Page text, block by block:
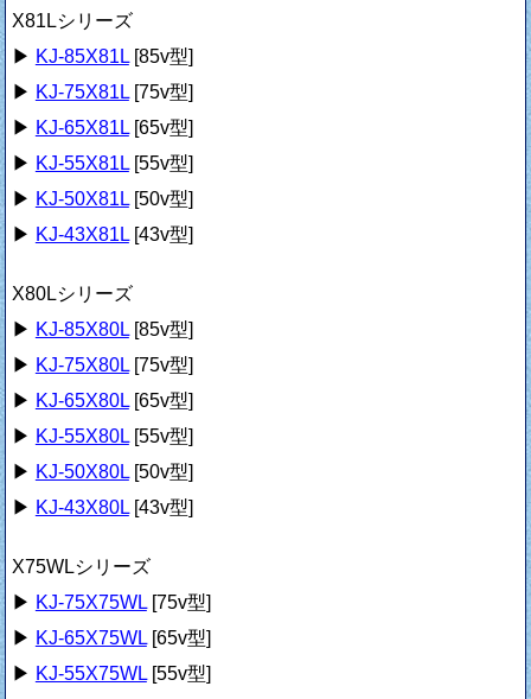
X81Lシリーズ
▶ KJ-85X81L[85v型]
▶ KJ-75X81L[75v型]
▶ KJ-65X81L[65v型]
▶ KJ-55X81L[55v型]
▶ KJ-50X81L[50v型]
▶ KJ-43X81L[43v型]
X80Lシリーズ
▶ KJ-85X80L[85v型]
▶ KJ-75X80L[75v型]
▶ KJ-65X80L[65v型]
▶ KJ-55X80L[55v型]
▶ KJ-50X80L[50v型]
▶ KJ-43X80L[43v型]
X75WLシリーズ
▶ KJ-75X75WL[75v型]
▶ KJ-65X75WL[65v型]
▶ KJ-55X75WL[55v型]